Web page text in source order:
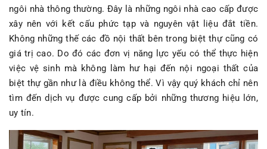
ngôi nhà thông thường. Đây là những ngôi nhà cao cấp được
xây nên với kết cấu phức tạp và nguyên vật liệu đắt tiền.
Không những thế các đồ nội thất bên trong biệt thự cũng có
giá trị cao. Do đó các đơn vị năng lực yếu có thể thực hiện
việc vệ sinh mà không làm hư hại đến nội ngoại thất của
biệt thự gần như là điều không thể. Vì vậy quý khách chỉ nên
tìm đến dịch vụ được cung cấp bởi những thương hiệu lớn,
uy tín.